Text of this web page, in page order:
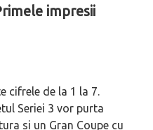
impresii
cifrele de la 1 la 7.
Seriei 3 vor purta
si un Gran Coupe cu